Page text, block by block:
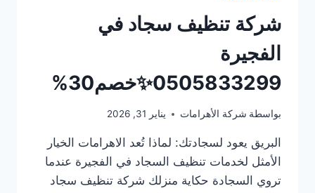
شركة تنظيف سجاد في
الفجيرة
0505833299✨خصم30%
بواسطة شركة الأهرامات يناير 31, 2026
البريق يعود لسجادتك: لماذا تُعد الاهرامات الخيار
الأمثل لخدمات تنظيف السجاد في الفجيرة عندما
تروي السجادة حكاية منزلك شركة تنظيف سجاد